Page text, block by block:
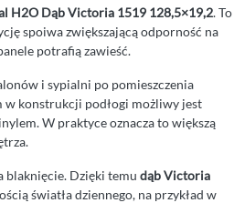
H2O Dąb Victoria 1519 128,5×19,2. To
spoiwa zwiększającą odporność na
potrafią zawieść.
i sypialni po pomieszczenia
w konstrukcji podłogi możliwy jest
W praktyce oznacza to większą
blaknięcie. Dzięki temu dąb Victoria
światła dziennego, na przykład w